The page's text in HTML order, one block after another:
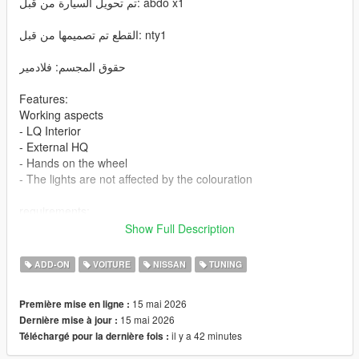
القطع تم تصميمها من قبل: nty1
حقوق المجسم: فلادمير
Features:
Working aspects
- LQ Interior
- External HQ
- Hands on the wheel
- The lights are not affected by the colouration
Installation addon
structure as Grand Theft Auto V/mods/update/x64/dlcpacks.
2-Edit dlclist.xml (Grand Theft Auto
V/mods/update/update.rpf/common/data/dlclist.xml) and add a
Show Full Description
ADD-ON VOITURE NISSAN TUNING
Première mise en ligne : 15 mai 2026
Dernière mise à jour : 15 mai 2026
Téléchargé pour la dernière fois : il y a 42 minutes